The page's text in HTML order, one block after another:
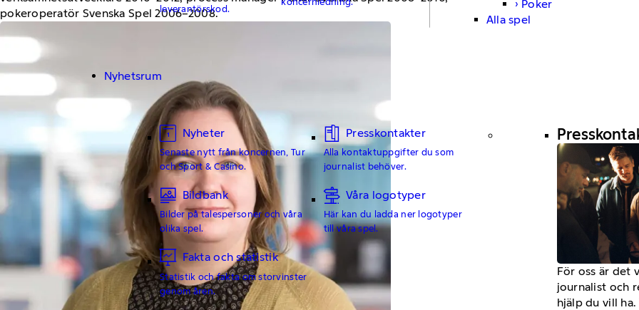
leverantörskod.
Poker
Alla spel
Nyhetsrum
Nyheter
Senaste nytt från koncernen, Tur
och Sport & Casino.
Presskontakter
Alla kontaktuppgifter du som
journalist behöver.
Bildbank
Bilder på talespersoner och våra
olika spel.
Våra logotyper
Här kan du ladda ner logotyper
till våra spel.
Fakta och statistik
Statistik och fakta om storvinster
genom åren.
För oss är det
journalist och
hjälp du vill
pokeroperatör Svenska Spel 2006–2008.